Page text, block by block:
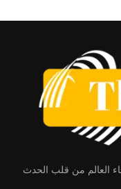
العالم من قلب الحدث